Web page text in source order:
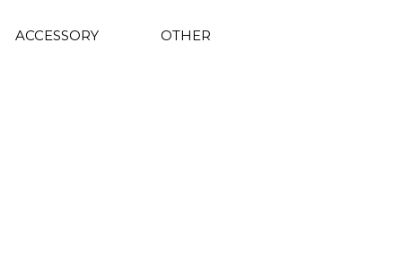
ACCESSORY OTHER